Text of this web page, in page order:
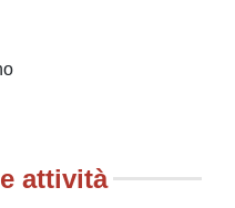
attività